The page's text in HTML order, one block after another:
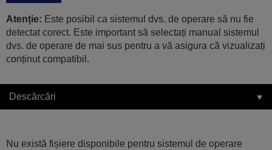
Atenție: Este posibil ca sistemul dvs. de operare să nu fie
detectat corect. Este important să selectați manual sistemul
dvs. de operare de mai sus pentru a vă asigura că vizualizați
conținut compatibil.
Descărcări
Nu există fișiere disponibile pentru sistemul de operare